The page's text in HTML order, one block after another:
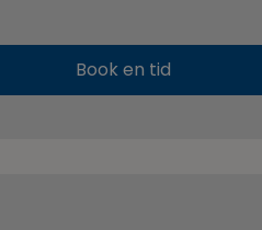
Book en tid